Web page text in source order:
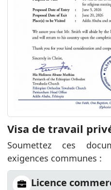
Visa de travail
Soumettez ces
exigences communes :
Licence